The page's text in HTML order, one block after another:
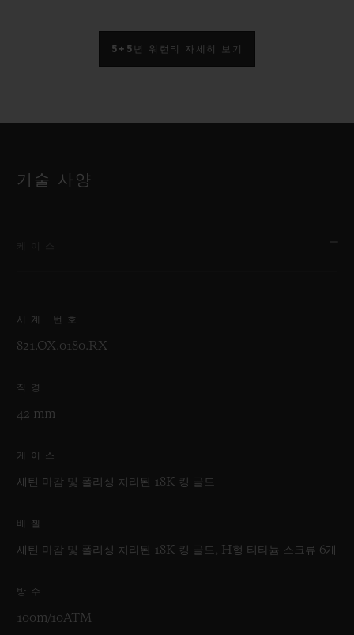
5+5년 워런티 자세히 보기
기술 사양
시계 번호
821.OX.0180.RX
직경
42 mm
케이스
새틴 마감 및 폴리싱 처리된 18K 킹 골드
베젤
새틴 마감 및 폴리싱 처리된 18K 킹 골드, H형 티타늄 스크류 6개
방수
100m/10ATM